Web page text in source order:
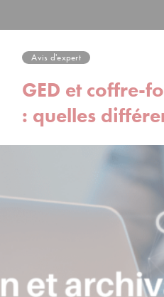
Avis d'expert
GED et coffre-
: quelles